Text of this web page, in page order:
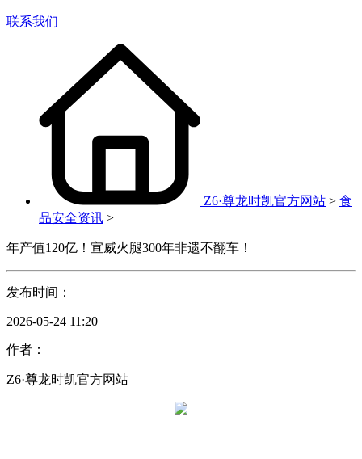
联系我们
Z6·尊龙时凯官方网站 > 食
品安全资讯 >
年产值120亿！宣威火腿300年非遗不翻车！
发布时间：
2026-05-24 11:20
作者：
Z6·尊龙时凯官方网站